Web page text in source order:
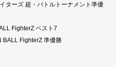
ターズ 超・バトルトーナメント準優
FighterZ ベスト7
BALL FighterZ 準優勝